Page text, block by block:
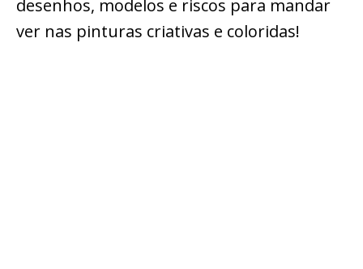
desenhos, modelos e riscos para mandar
ver nas pinturas criativas e coloridas!